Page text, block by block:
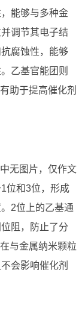
能够与多种金
调节其电子结
腐蚀性，能够
乙基官能团则
助于提高催化剂
无图片，仅作文
位和3位，形成
2位上的乙基通
阻，防止了分
与金属纳米颗粒
会影响催化剂